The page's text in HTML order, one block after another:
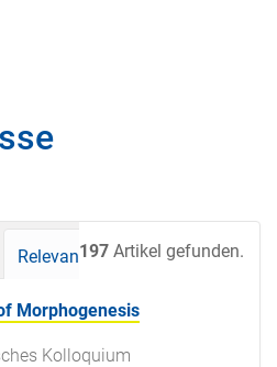
197 Artikel gefunden.
Relevanz Datum
Morphogenesis
Kolloquium